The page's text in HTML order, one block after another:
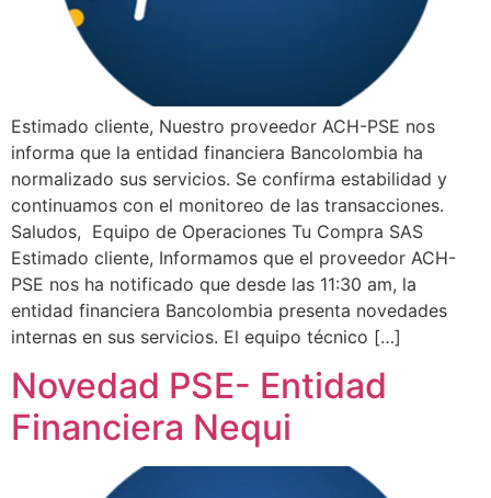
Estimado cliente, Nuestro proveedor ACH-PSE nos
informa que la entidad financiera Bancolombia ha
normalizado sus servicios. Se confirma estabilidad y
continuamos con el monitoreo de las transacciones.
Saludos, Equipo de Operaciones Tu Compra SAS
Estimado cliente, Informamos que el proveedor ACH-
PSE nos ha notificado que desde las 11:30 am, la
entidad financiera Bancolombia presenta novedades
internas en sus servicios. El equipo técnico […]
Novedad PSE- Entidad
Financiera Nequi